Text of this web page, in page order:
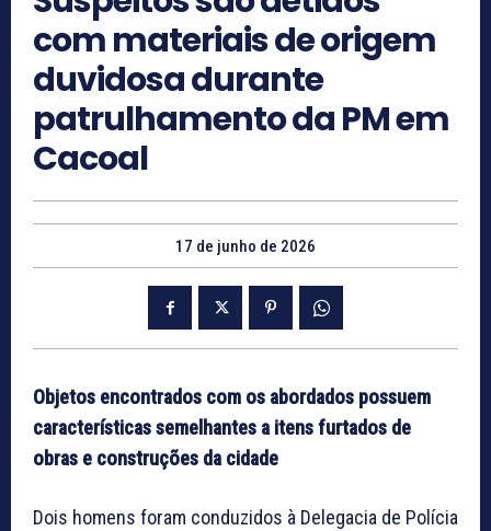
com materiais de origem
duvidosa durante
patrulhamento da PM em
Cacoal
17 de junho de 2026
Objetos encontrados com os abordados possuem
características semelhantes a itens furtados de
obras e construções da cidade
Dois homens foram conduzidos à Delegacia de Polícia